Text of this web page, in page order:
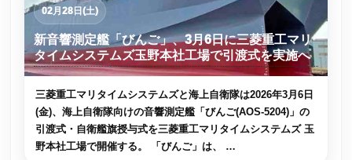
02月28日(土)
新音響測定艦「びんご」、3月6日に三菱重工マリ
タイムシステムズ玉野本社工場で引渡式を実施へ
三菱重工マリタイムシステムズと海上自衛隊は2026年3月6日
(金)、海上自衛隊向けの音響測定艦「びんご(AOS-5204)」の
引渡式・自衛艦旗授与式を三菱重工マリタイムシステムズ 玉
野本社工場で開催する。 「びんご」は、 …